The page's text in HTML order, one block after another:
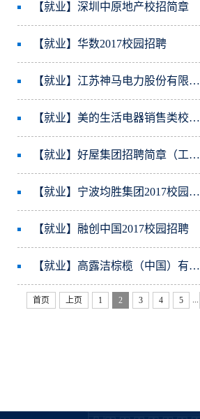
【就业】深圳中原地产校招简章
【就业】华数2017校园招聘
【就业】江苏神马电力股份有限公司2017届校园招聘简章
【就业】美的生活电器销售类校招资料
【就业】好屋集团招聘简章（工作地点：上海）
【就业】宁波均胜集团2017校园招聘宣讲会信息
【就业】融创中国2017校园招聘
【就业】高露洁棕榄（中国）有限公司-2017管理培训生校园招聘
首页 上页 1 2 3 4 5 ...